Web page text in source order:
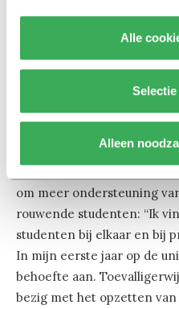
Alle
Alleen
was ik eerstejaars student
vond het lastig om mijn
met leeftijdsgenoten. Daar
Een jaar na het overlijden
Op initiatief van Duke
om meer ondersteuning
rouwende studenten: “Ik
studenten bij elkaar en bij
In mijn eerste jaar op de
behoefte aan.
bezig met het opzetten